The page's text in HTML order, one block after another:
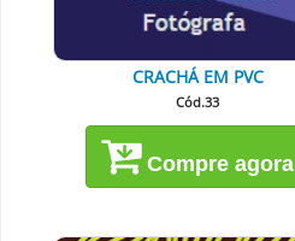
CRACHÁ EM PVC
Cód.33
Compre agora